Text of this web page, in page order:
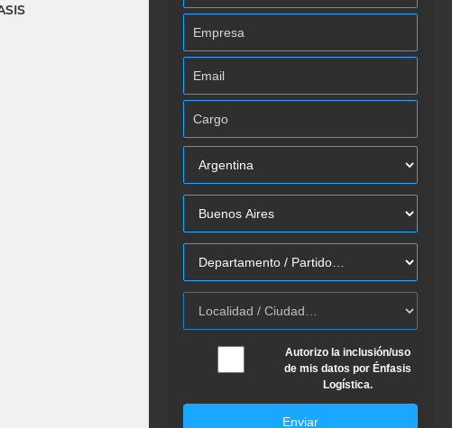
Autorizo la inclusión/uso
de mis datos por Énfasis
Logística.
Enviar